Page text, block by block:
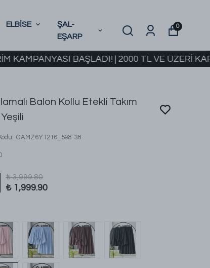
ELBİSE
ŞAL-
EŞARP
0
BAŞLADI! | 2000 TL VE ÜZERİ KARGO
Balon Kollu Etekli Takım
: GAMZ6Y1216_598-38
₺ 3,999.80
₺ 1,999.90